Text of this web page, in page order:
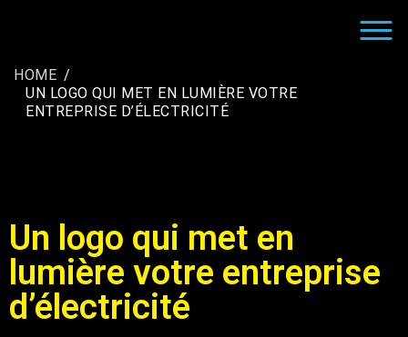
CRÉATION LOGO ENTREPRISE |
LE GRAPHISTE CRÉATEUR DE LOGO POUR LES
HOME
UN LOGO QUI MET EN LUMIÈRE VOTRE
ENTREPRISE D’ÉLECTRICITÉ
Un logo qui met en
lumière votre entreprise
d’électricité